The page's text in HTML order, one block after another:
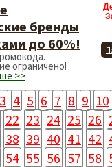
бренды
до 60%!
ограничено!
>>
3 4 5 6 7 8 9 10
22 23 24 25 26
38 39 40 41 42
54 55 56 57 58